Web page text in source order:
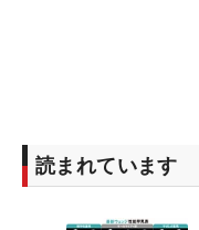
読まれています